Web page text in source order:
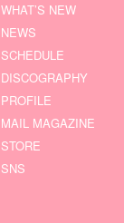
WHAT’S NEW
NEWS
SCHEDULE
DISCOGRAPHY
PROFILE
MAIL MAGAZINE
STORE
SNS